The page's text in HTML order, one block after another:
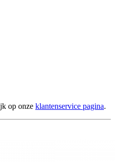
op onze klantenservice pagina.